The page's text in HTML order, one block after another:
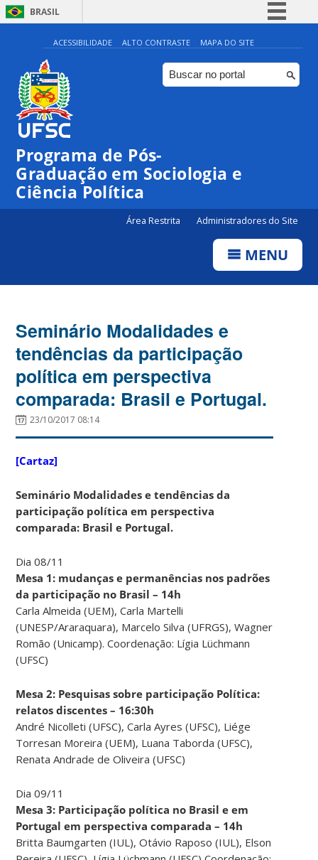
BRASIL
Simplifique!
Comunica BR
Participe
ACESSIBILIDADE ALTO CONTRASTE MAPA DO SITE
Programa de Pós-
Graduação em Sociologia e
Ciência Política
Área Restrita Administradores do Site
MENU
Seminário Modalidades e
tendências da participação
política em perspectiva
comparada: Brasil e Portugal.
23/10/2017 08:14
[Cartaz]
Seminário Modalidades e tendências da
participação política em perspectiva
comparada: Brasil e Portugal.
Dia 08/11
Mesa 1: mudanças e permanências nos padrões
da participação no Brasil – 14h
Carla Almeida (UEM), Carla Martelli
(UNESP/Araraquara), Marcelo Silva (UFRGS), Wagner
Romão (Unicamp). Coordenação: Lígia Lüchmann
(UFSC)
Mesa 2: Pesquisas sobre participação Política:
relatos discentes – 16:30h
André Nicolleti (UFSC), Carla Ayres (UFSC), Liége
Torresan Moreira (UEM), Luana Taborda (UFSC),
Renata Andrade de Oliveira (UFSC)
Dia 09/11
Mesa 3: Participação política no Brasil e em
Portugal em perspectiva comparada – 14h
Britta Baumgarten (IUL), Otávio Raposo (IUL), Elson